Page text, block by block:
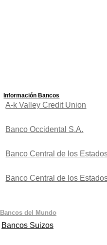
Información Bancos
A-k Valley Credit Union
Banco Occidental S.A.
Banco Central de los
Banco Central de los
Bancos del Mundo
Bancos Suizos